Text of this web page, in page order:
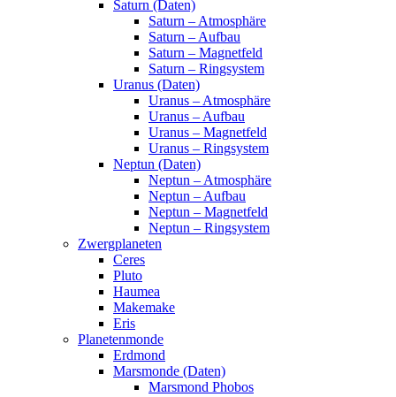
Saturn (Daten)
Saturn – Atmosphäre
Saturn – Aufbau
Saturn – Magnetfeld
Saturn – Ringsystem
Uranus (Daten)
Uranus – Atmosphäre
Uranus – Aufbau
Uranus – Magnetfeld
Uranus – Ringsystem
Neptun (Daten)
Neptun – Atmosphäre
Neptun – Aufbau
Neptun – Magnetfeld
Neptun – Ringsystem
Zwergplaneten
Ceres
Pluto
Haumea
Makemake
Eris
Planetenmonde
Erdmond
Marsmonde (Daten)
Marsmond Phobos